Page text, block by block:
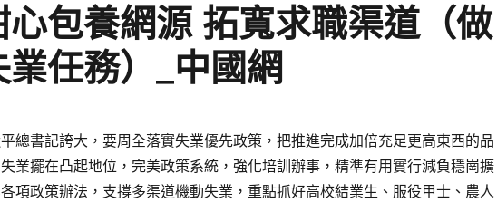
包養網源 拓寬求職渠道（做
任務）_中國網
總書記誇大，要周全落實失業優先政策，把推進完成加倍充足更高東西的品
業擺在凸起地位，完美政策系統，強化培訓辦事，精準有用實行減負穩崗擴
項政策辦法，支撐多渠道機動失業，重點抓好高校結業生、服役甲士、農人